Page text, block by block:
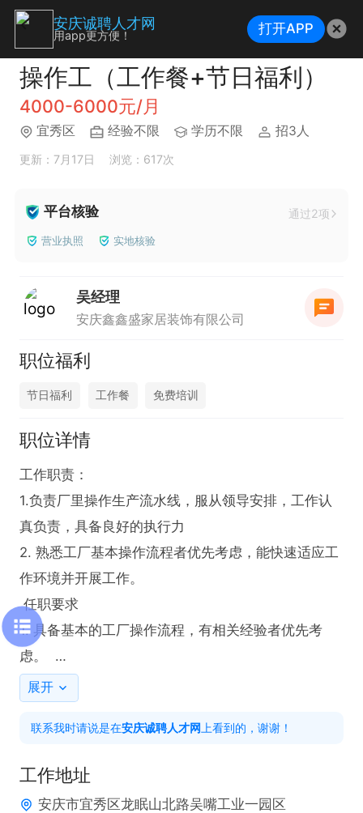
操作工（工作餐+节日福利）
4000-6000元/月
宜秀区 经验不限 学历不限 招3人
更新：7月17日 浏览：617次
平台核验 通过2项
营业执照 实地核验
吴经理
安庆鑫鑫盛家居装饰有限公司
职位福利
节日福利 工作餐 免费培训
职位详情
工作职责：
1.负责厂里操作生产流水线，服从领导安排，工作认
真负责，具备良好的执行力
2. 熟悉工厂基本操作流程者优先考虑，能快速适应工
作环境并开展工作。
任职要求
1. 具备基本的工厂操作流程，有相关经验者优先考
虑。
在安庆诚聘人才网上看到的。
展开
联系我时请说是在安庆诚聘人才网 上看到的，谢谢！
工作地址
安庆市宜秀区龙眠山北路吴嘴工业一园区
安庆诚聘人才网
用app更方便！ 打开APP